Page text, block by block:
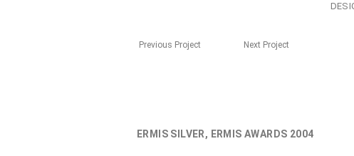
Previous Project Next Project
ERMIS SILVER, ERMIS AWARDS 2004